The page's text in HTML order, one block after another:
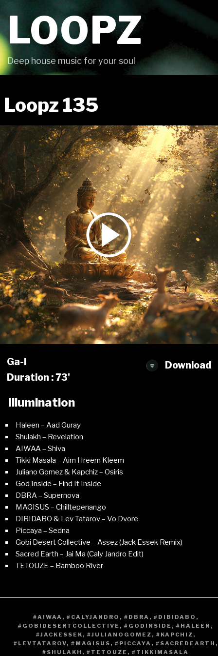
LOOPZ
Deep house music for your soul
Loopz 135
Download
Ga-l
Duration : 73'
Illumination
Haleen – Aad Guray
Shulakh – Revelation
AIWAA – Shiva
Tikki Masala – Aim Hreem Kleem
Juliano Gomez & Kapchiz – Osiris
God Inside – Find It Inside
DBRA – Supernova
MAGISUS – Chilltepenango
DIBIDABO & Lev Tatarov – Vo Dvore
Piccaya – Sedna
Gobi Desert Collective – Assez (Jack Essek Remix)
Sacred Earth – Jai Ma (Caly Jandro Edit)
TETOUZE – Bamboo River
TAGS
#AIWAA , #CALYJANDRO , #DBRA , #DIBIDABO ,
#GOBIDESERTCOLLECTIVE ,#GODINSIDE ,#HALEEN ,
#JACKESSEK , #JULIANOGOMEZ , #KAPCHIZ ,
#LEVTATAROV, #MAGISUS , #PICCAYA , #SACREDEARTH ,
#SHULAKH ,#TETOUZE ,#TIKKIMASALA